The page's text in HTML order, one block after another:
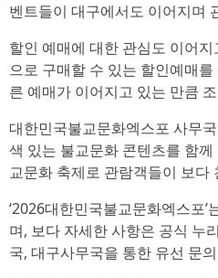
벤트들이 대구에서도 이어지며
할인 예매에 대한 관심도 이어
으로 구매할 수 있는 할인예매
른 예매가 이어지고 있는 만큼
대한민국불교문화엑스포 사무
색 있는 불교문화 콘텐츠를 함
교문화 축제로 관람객들이 보
‘2026대한민국불교문화엑스포
며, 보다 자세한 사항은 공식 누
국, 대구사무국을 통한 유선 문